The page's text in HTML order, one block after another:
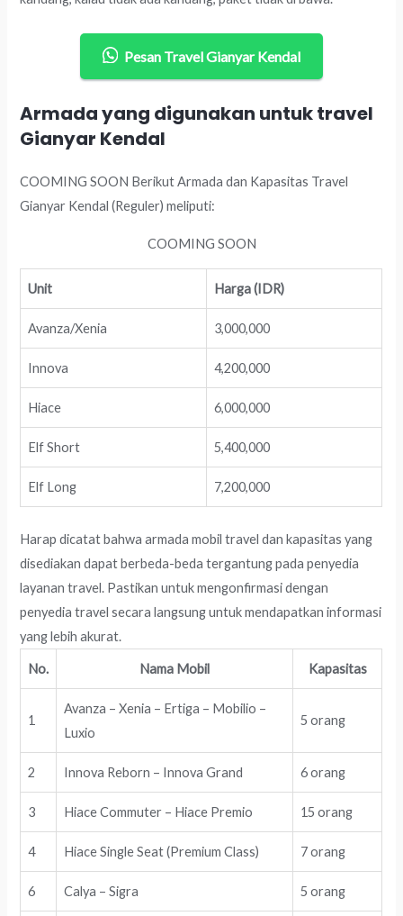
Pesan Travel Gianyar Kendal
Armada yang digunakan untuk travel
Gianyar Kendal
COOMING SOON Berikut Armada dan Kapasitas Travel
Gianyar Kendal (Reguler) meliputi:
COOMING SOON
Unit Harga (IDR)
Avanza/Xenia 3,000,000
Innova 4,200,000
Hiace 6,000,000
Elf Short 5,400,000
Elf Long 7,200,000
Harap dicatat bahwa armada mobil travel dan kapasitas yang
disediakan dapat berbeda-beda tergantung pada penyedia
layanan travel. Pastikan untuk mengonfirmasi dengan
penyedia travel secara langsung untuk mendapatkan informasi
yang lebih akurat.
No. Nama Mobil Kapasitas
1
Avanza – Xenia – Ertiga – Mobilio –
Luxio
5 orang
2 Innova Reborn – Innova Grand 6 orang
3 Hiace Commuter – Hiace Premio 15 orang
4 Hiace Single Seat (Premium Class) 7 orang
6 Calya – Sigra 5 orang